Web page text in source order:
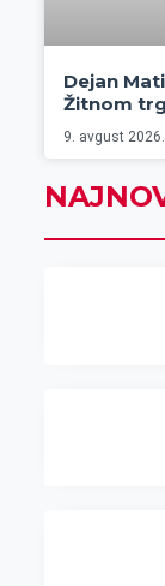
Dejan
Žitnom
9. avgust 2026.